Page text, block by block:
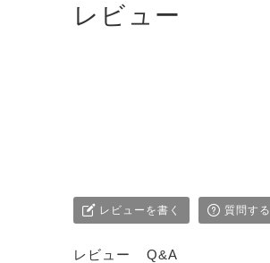
レビュー
レビューを書く 質問する
レビュー Q&A